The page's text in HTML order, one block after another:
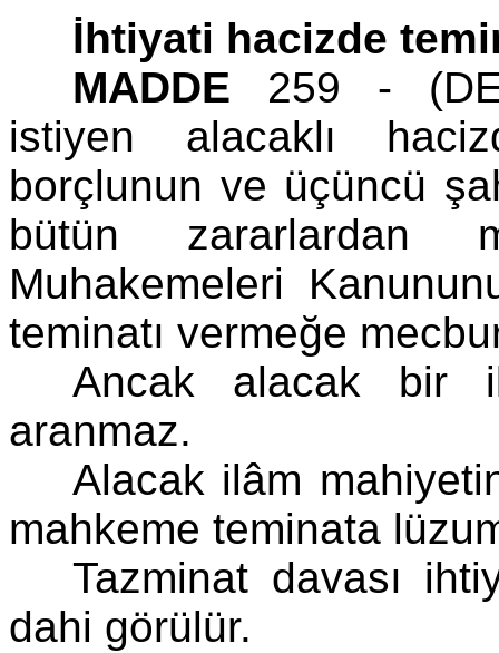
İhtiyati hacizde
MADDE 259 -
istiyen alacaklı
borçlunun ve üçüncü
bütün zararlardan
Muhakemeleri
teminatı vermeğe
Ancak alacak bir
aranmaz.
Alacak ilâm
mahkeme teminata
Tazminat davası
dahi görülür.